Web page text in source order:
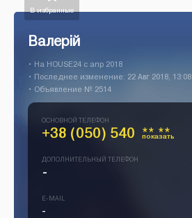
В избранные
Валерій
• На HOUSE24 c апр 2018
• Последнее изменение: 22 Авг 2018, 13:08
• Объявление № 2514
ОСНОВНОЙ ТЕЛЕФОН
+38 (050) 540 ** **
показать
ДОПОЛНИТЕЛЬНЫЙ ТЕЛЕФОН
-
E-MAIL
-